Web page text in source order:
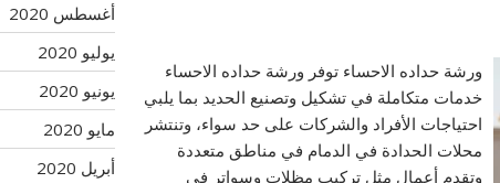
ورشة حداده الاحساء توفر ورشة حداده الاحساء
خدمات متكاملة في تشكيل وتصنيع الحديد بما يلبي
احتياجات الأفراد والشركات على حد سواء، وتنتشر
محلات الحدادة في الدمام في مناطق متعددة
وتقدم أعمال مثل تركيب مظلات وسواتر في
أغسطس 2020
يوليو 2020
يونيو 2020
مايو 2020
أبريل 2020